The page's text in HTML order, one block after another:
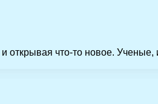
что-то новое.